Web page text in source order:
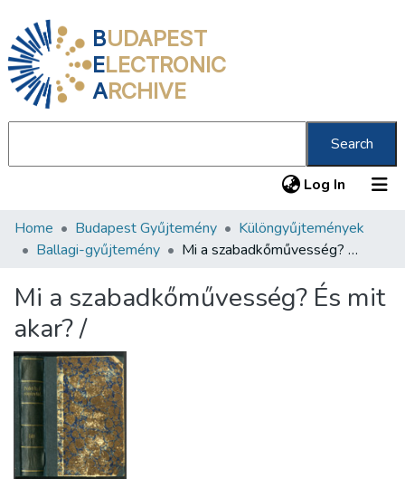
BUDAPEST
ELECTRONIC
ARCHIVE
Search
Log In (current)
Communities & Collections
Statistics
About us
Home Budapest Gyűjtemény
Különgyűjtemények
Ballagi-gyűjtemény
Mi a szabadkőművesség? És mit akar? /
Mi a szabadkőművesség? És mit
akar? /